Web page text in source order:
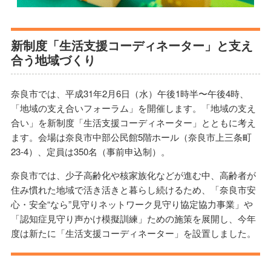
新制度「生活支援コーディネーター」と支え
合う地域づくり
奈良市では、平成31年2月6日（水）午後1時半〜午後4時、
「地域の支え合いフォーラム」を開催します。「地域の支え
合い」を新制度「生活支援コーディネーター」とともに考え
ます。会場は奈良市中部公民館5階ホール（奈良市上三条町
23-4）、定員は350名（事前申込制）。
奈良市では、少子高齢化や核家族化などが進む中、高齢者が
住み慣れた地域で活き活きと暮らし続けるため、「奈良市安
心・安全“なら”見守りネットワーク見守り協定協力事業」や
「認知症見守り声かけ模擬訓練」ための施策を展開し、今年
度は新たに「生活支援コーディネーター」を設置しました。